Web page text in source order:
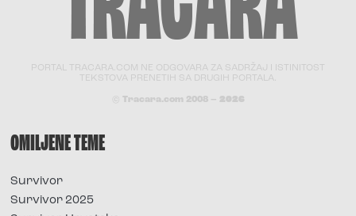
PORTAL TRACARA.COM NE ODGOVARA ZA SADRŽAJ I ISTINITOST
TEKSTOVA PRENETIH SA DRUGIH PORTALA.
© Tracara.com 2008 – 2026
OMILJENE TEME
Survivor
Survivor 2025